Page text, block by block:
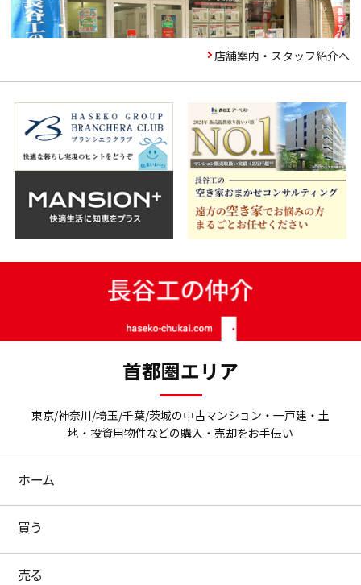
店舗案内・スタッフ紹介へ
首都圏エリア
東京/神奈川/埼玉/千葉/茨城の中古マンション・一戸建・土
地・投資用物件などの購入・売却をお手伝い
ホーム
買う
売る